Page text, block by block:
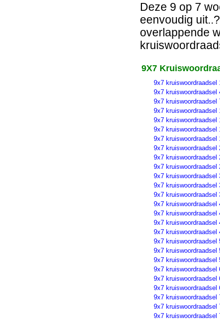
Deze 9 op 7
eenvoudig
overlappende
9X7
9x7 kruiswoordraadsel
9x7 kruiswoordraadsel
9x7 kruiswoordraadsel
9x7 kruiswoordraadsel
9x7 kruiswoordraadsel
9x7 kruiswoordraadsel
9x7 kruiswoordraadsel
9x7 kruiswoordraadsel
9x7 kruiswoordraadsel
9x7 kruiswoordraadsel
9x7 kruiswoordraadsel
9x7 kruiswoordraadsel
9x7 kruiswoordraadsel
9x7 kruiswoordraadsel
9x7 kruiswoordraadsel
9x7 kruiswoordraadsel
9x7 kruiswoordraadsel
9x7 kruiswoordraadsel
9x7 kruiswoordraadsel
9x7 kruiswoordraadsel
9x7 kruiswoordraadsel
9x7 kruiswoordraadsel
9x7 kruiswoordraadsel
9x7 kruiswoordraadsel
9x7 kruiswoordraadsel
9x7 kruiswoordraadsel